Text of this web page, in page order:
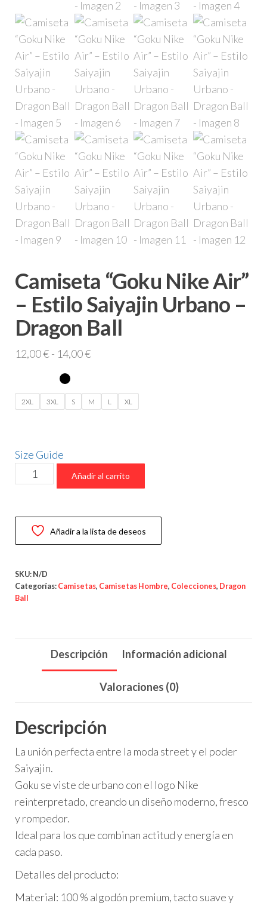
Camiseta “Goku Nike Air”
– Estilo Saiyajin Urbano –
Dragon Ball
12,00€- 14,00€
desde
2XL 3XL S M L XL
Size Guide
Camiseta
“Goku
Air”
Saiyajin
Urbano
-
cantidad
Añadir al carrito
Añadir a la lista de deseos
SKU: N/D
Categorías: Camisetas, Camisetas Hombre, Colecciones, Dragon
Ball
Descripción Información adicional
Valoraciones (0)
Descripción
La unión perfecta entre la moda street y el poder
Saiyajin.
Goku se viste de urbano con el logo Nike
reinterpretado, creando un diseño moderno, fresco
y rompedor.
Ideal para los que combinan actitud y energía en
cada paso.
Detalles del producto:
Material: 100 % algodón premium, tacto suave y